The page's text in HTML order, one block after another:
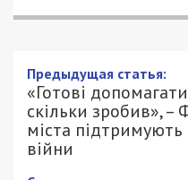
«Готові
скільки зробив»,
міста
війни